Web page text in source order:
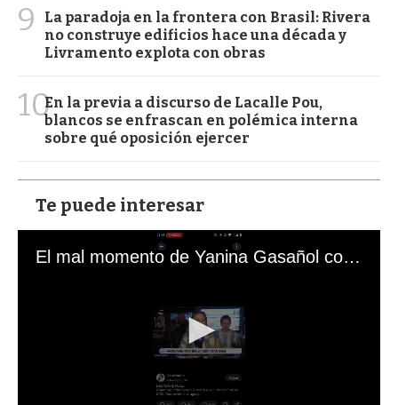
9
La paradoja en la frontera con Brasil: Rivera
no construye edificios hace una década y
Livramento explota con obras
10En la previa a discurso de Lacalle Pou,
blancos se enfrascan en polémica interna
sobre qué oposición ejercer
Te puede interesar
El mal momento de Yanina Gasañol con un hincha argentino en "Subrayado"